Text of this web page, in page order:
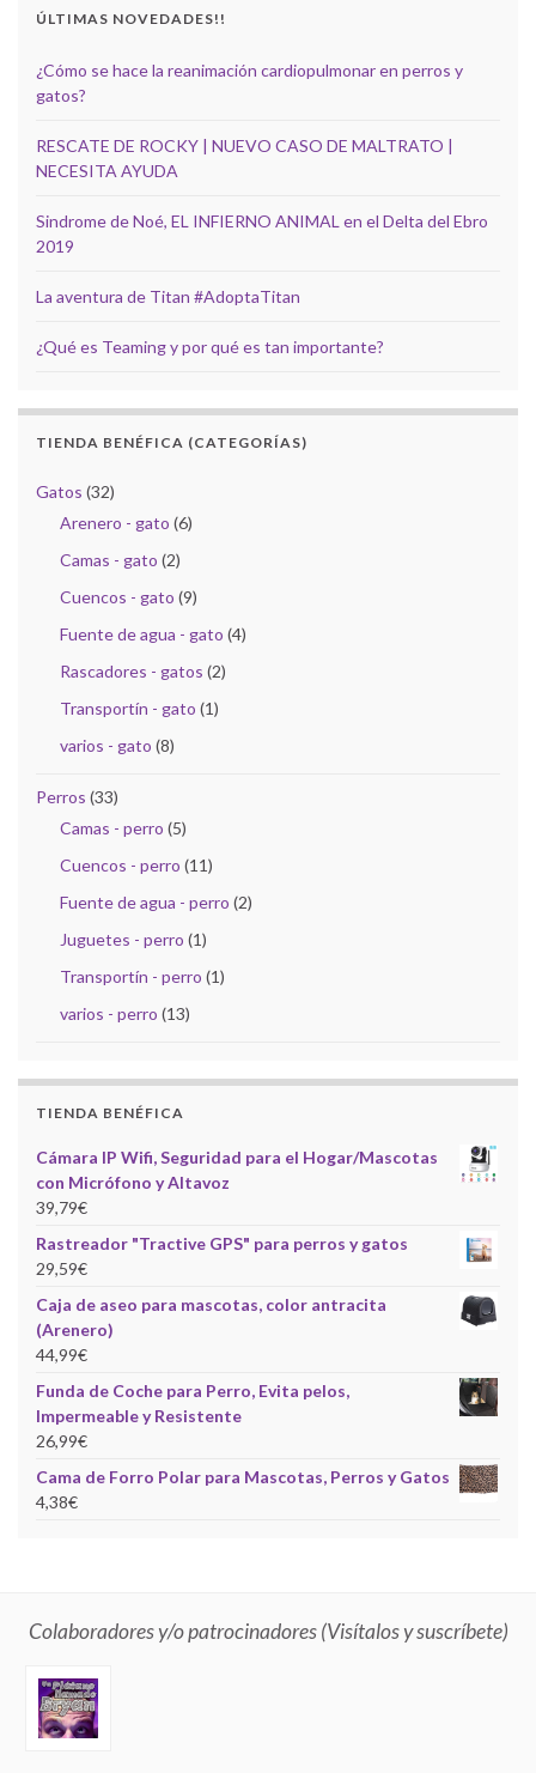
ÚLTIMAS NOVEDADES!!
¿Cómo se hace la reanimación cardiopulmonar en perros y
gatos?
RESCATE DE ROCKY | NUEVO CASO DE MALTRATO |
NECESITA AYUDA
Sindrome de Noé, EL INFIERNO ANIMAL en el Delta del Ebro
2019
La aventura de Titan #AdoptaTitan
¿Qué es Teaming y por qué es tan importante?
TIENDA BENÉFICA (CATEGORÍAS)
Gatos (32)
Arenero - gato (6)
Camas - gato (2)
Cuencos - gato (9)
Fuente de agua - gato (4)
Rascadores - gatos (2)
Transportín - gato (1)
varios - gato (8)
Perros (33)
Camas - perro (5)
Cuencos - perro (11)
Fuente de agua - perro (2)
Juguetes - perro (1)
Transportín - perro (1)
varios - perro (13)
TIENDA BENÉFICA
Cámara IP Wifi, Seguridad para el Hogar/Mascotas
con Micrófono y Altavoz
39,79€
Rastreador "Tractive GPS" para perros y gatos
29,59€
Caja de aseo para mascotas, color antracita
(Arenero)
44,99€
Funda de Coche para Perro, Evita pelos,
Impermeable y Resistente
26,99€
Cama de Forro Polar para Mascotas, Perros y Gatos
4,38€
Colaboradores y/o patrocinadores (Visítalos y suscríbete)